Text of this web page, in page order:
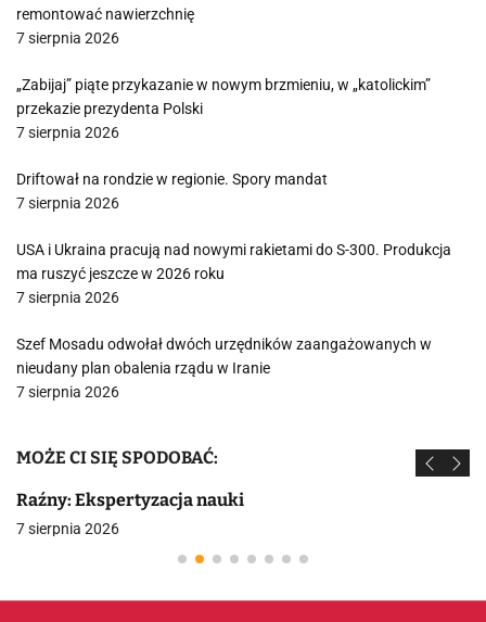
remontować nawierzchnię
7 sierpnia 2026
„Zabijaj” piąte przykazanie w nowym brzmieniu, w „katolickim”
przekazie prezydenta Polski
7 sierpnia 2026
Driftował na rondzie w regionie. Spory mandat
7 sierpnia 2026
USA i Ukraina pracują nad nowymi rakietami do S-300. Produkcja
ma ruszyć jeszcze w 2026 roku
7 sierpnia 2026
Szef Mosadu odwołał dwóch urzędników zaangażowanych w
nieudany plan obalenia rządu w Iranie
7 sierpnia 2026
MOŻE CI SIĘ SPODOBAĆ:
Raźny: Ekspertyzacja nauki
7 sierpnia 2026